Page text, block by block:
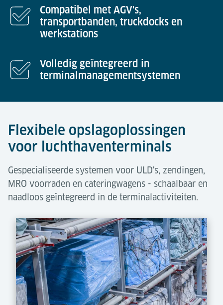
Compatibel met AGV's,
transportbanden, truckdocks en
werkstations
Volledig geïntegreerd in
terminalmanagementsystemen
Flexibele opslagoplossingen
voor luchthaventerminals
Gespecialiseerde systemen voor ULD's, zendingen,
MRO voorraden en cateringwagens - schaalbaar en
naadloos geïntegreerd in de terminalactiviteiten.